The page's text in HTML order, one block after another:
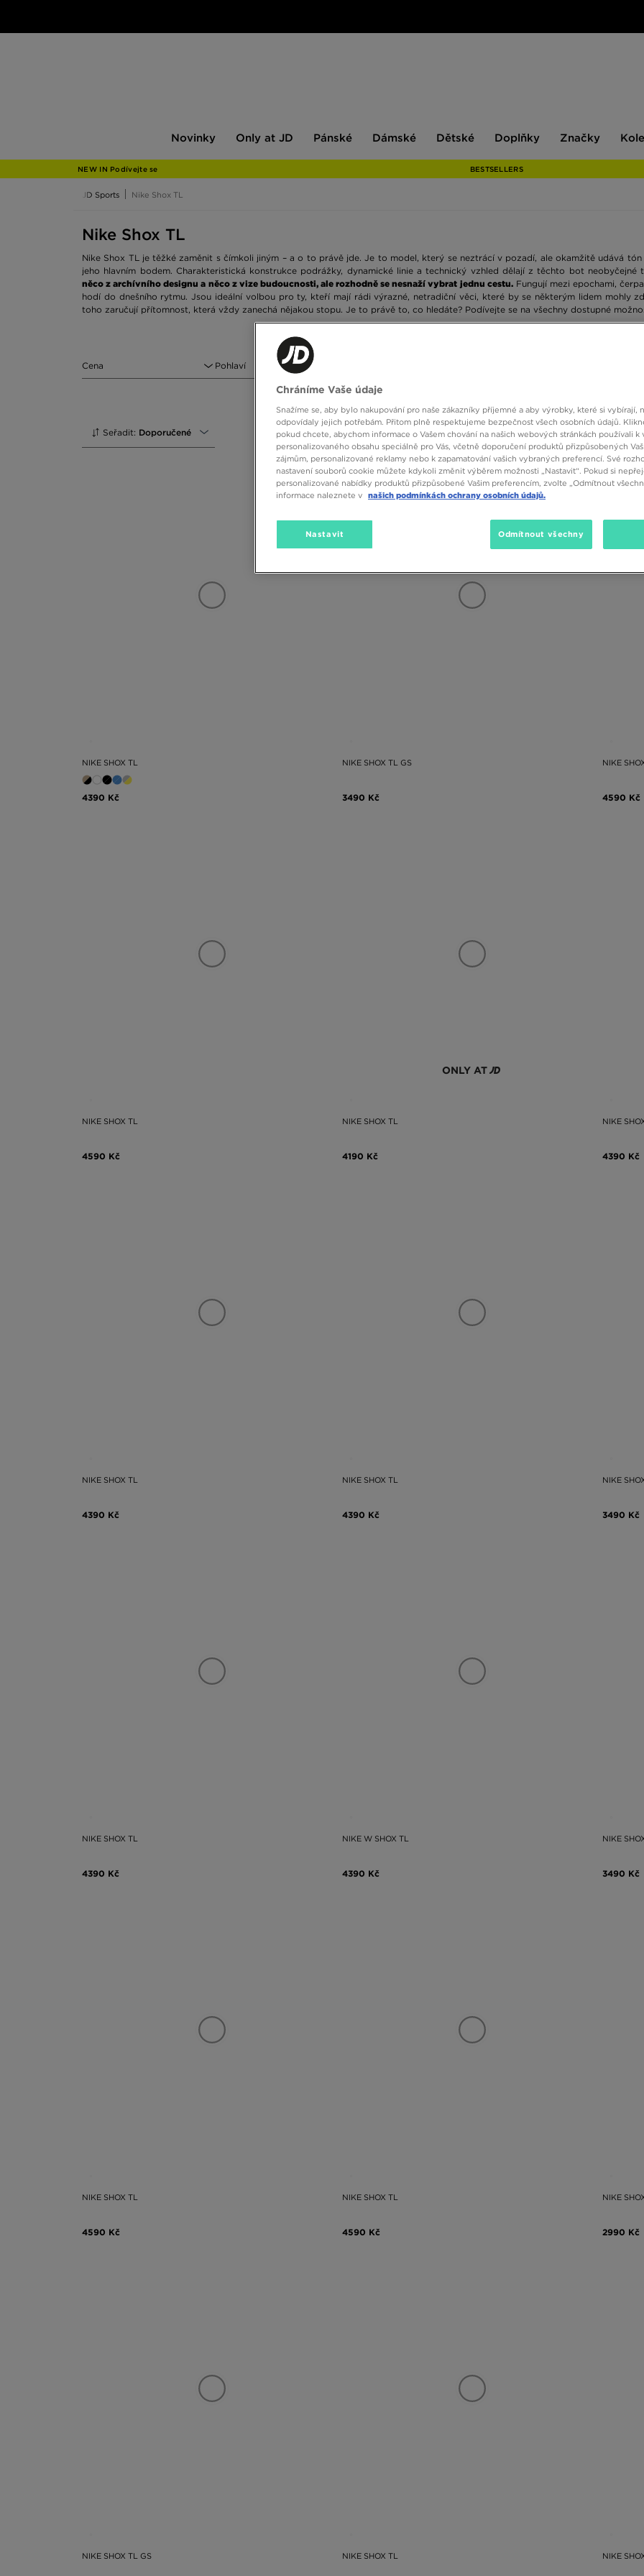
Novinky
JD
Only at JD Pánské Dámské Dětské Doplňky Značky
NEW IN Podívejte se BESTSELLERS
JD Sports Nike Shox TL
Nike Shox TL
Nike Shox TL je těžké zaměnit s čímkoli jiným – a o to právě jde. Je to model, který se neztrácí v pozadí, ale okamžitě udává
jeho hlavním bodem. Charakteristická konstrukce podrážky, dynamické linie a technický vzhled dělají z těchto bot neobyčejné
něco z archívního designu a něco z vize budoucnosti, ale rozhodně se nesnaží vybrat jednu cestu.Fungují mezi epochami,
hodí do dnešního rytmu. Jsou ideální volbou pro ty, kteří mají rádi výrazné, netradiční věci, které by se některým lidem mohly
toho zaručují přítomnost, která vždy zanechá nějakou stopu. Je to právě to, co hledáte? Podívejte se na všechny dostupné
Cena Pohlaví
Seřadit: Doporučené
NIKE SHOX TL
4390 Kč
NIKE SHOX TL GS
3490 Kč
NIKE
4590 Kč
NIKE SHOX TL
4590 Kč
ONLY AT
NIKE SHOX TL
4190 Kč
NIKE
4390 Kč
NIKE SHOX TL
4390 Kč
NIKE SHOX TL
4390 Kč
NIKE
3490 Kč
NIKE SHOX TL
4390 Kč
NIKE W SHOX TL
4390 Kč
NIKE
3490 Kč
NIKE SHOX TL
4590 Kč
NIKE SHOX TL
4590 Kč
NIKE
2990 Kč
NIKE SHOX TL GS NIKE SHOX TL NIKE
Chráníme Vaše údaje
Snažíme se, aby bylo nakupování pro naše zákazníky příjemné a aby výrobky, které si vybírají,
odpovídaly jejich potřebám. Přitom plně respektujeme bezpečnost všech osobních údajů.
pokud chcete, abychom informace o Vašem chování na našich webových stránkách používali k
personalizovaného obsahu speciálně pro Vás, včetně doporučení produktů přizpůsobených
zájmům, personalizované reklamy nebo k zapamatování vašich vybraných preferencí. Své
nastavení souborů cookie můžete kdykoli změnit výběrem možnosti „Nastavit“. Pokud si
personalizované nabídky produktů přizpůsobené Vašim preferencím, zvolte „Odmítnout
informace naleznete v našich podmínkách ochrany osobních údajů.
Nastavit Odmítnout všechny